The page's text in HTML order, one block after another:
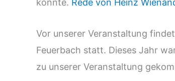
konnte. Rede von Heinz
Vor unserer Veranstaltung
Feuerbach statt. Dieses Jahr
zu unserer Veranstaltung